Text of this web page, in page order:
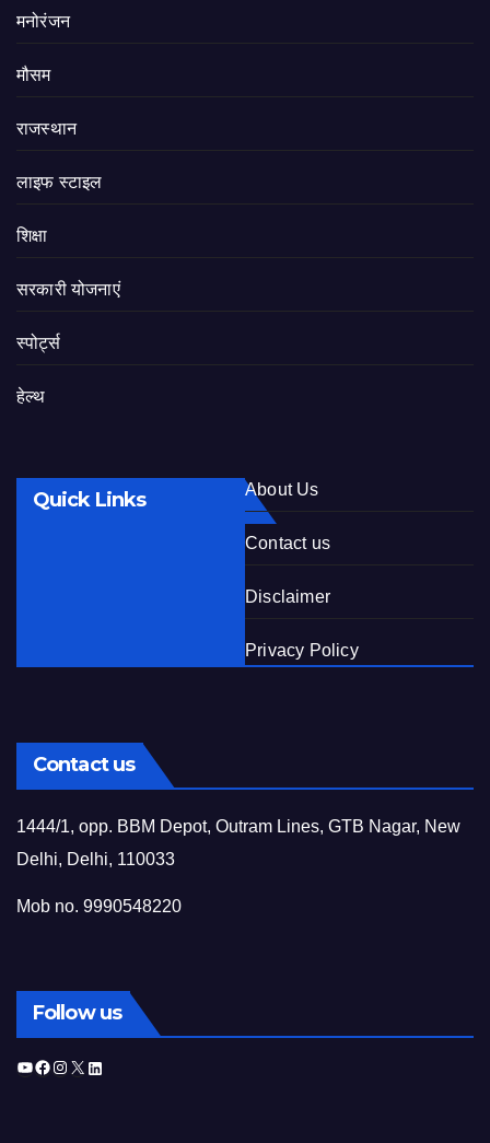
मनोरंजन
मौसम
राजस्थान
लाइफ स्टाइल
शिक्षा
सरकारी योजनाएं
स्पोर्ट्स
हेल्थ
Quick Links About Us
Contact us
Disclaimer
Privacy Policy
Contact us
1444/1, opp. BBM Depot, Outram Lines, GTB Nagar, New
Delhi, Delhi, 110033
Mob no. 9990548220
Follow us
YouTube
Facebook
Instagram
X LinkedIn